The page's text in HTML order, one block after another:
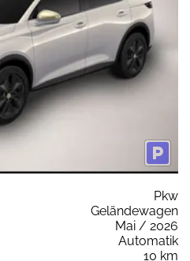
Pkw
Geländewagen
Mai / 2026
Automatik
10 km